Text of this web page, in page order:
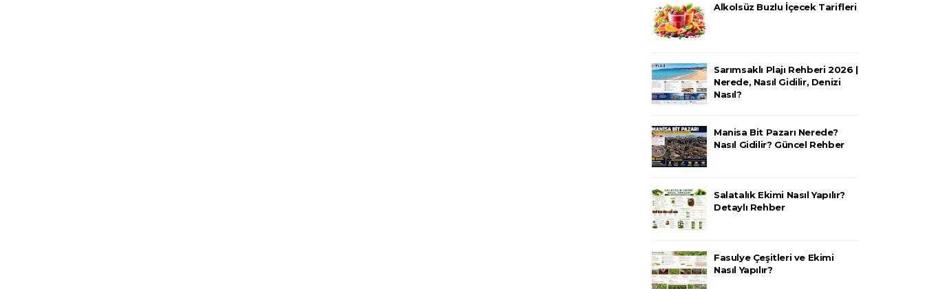
Alkolsüz Buzlu İçecek Tarifleri
Sarımsaklı Plajı Rehberi 2026 |
Nerede, Nasıl Gidilir, Denizi
Nasıl?
Manisa Bit Pazarı Nerede?
Nasıl Gidilir? Güncel Rehber
Salatalık Ekimi Nasıl Yapılır?
Detaylı Rehber
Fasulye Çeşitleri ve Ekimi
Nasıl Yapılır?